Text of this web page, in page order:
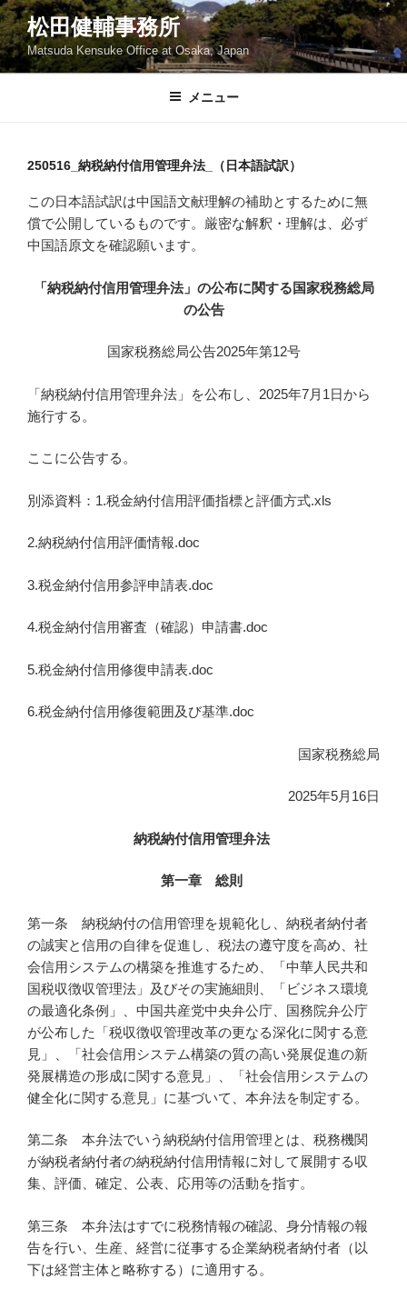
コ
ン
テ
ン
松田健輔事務所
Matsuda Kensuke Office at Osaka, Japan
メニュー
250516_納税納付信用管理弁法_（日本語試訳）
この日本語試訳は中国語文献理解の補助とするために無
償で公開しているものです。厳密な解釈・理解は、必ず
中国語原文を確認願います。
「納税納付信用管理弁法」の公布に関する国家税務総局
の公告
国家税務総局公告2025年第12号
「納税納付信用管理弁法」を公布し、2025年7月1日から
施行する。
ここに公告する。
別添資料：1.税金納付信用評価指標と評価方式.xls
2.納税納付信用評価情報.doc
3.税金納付信用参評申請表.doc
4.税金納付信用審査（確認）申請書.doc
5.税金納付信用修復申請表.doc
6.税金納付信用修復範囲及び基準.doc
国家税務総局
2025年5月16日
納税納付信用管理弁法
第一章 総則
第一条 納税納付の信用管理を規範化し、納税者納付者
の誠実と信用の自律を促進し、税法の遵守度を高め、社
会信用システムの構築を推進するため、「中華人民共和
国税収徴収管理法」及びその実施細則、「ビジネス環境
の最適化条例」、中国共産党中央弁公庁、国務院弁公庁
が公布した「税収徴収管理改革の更なる深化に関する意
見」、「社会信用システム構築の質の高い発展促進の新
発展構造の形成に関する意見」、「社会信用システムの
健全化に関する意見」に基づいて、本弁法を制定する。
第二条 本弁法でいう納税納付信用管理とは、税務機関
が納税者納付者の納税納付信用情報に対して展開する収
集、評価、確定、公表、応用等の活動を指す。
第三条 本弁法はすでに税務情報の確認、身分情報の報
告を行い、生産、経営に従事する企業納税者納付者（以
下は経営主体と略称する）に適用する。